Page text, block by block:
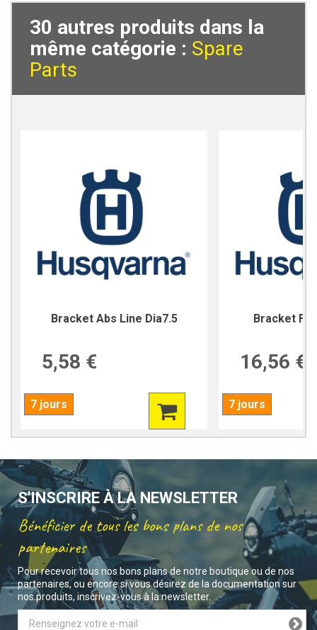
30 autres produits dans la
même catégorie : Spare
Parts
Bracket Abs Line Dia7.5
5,58 €
7 jours
Bracket
16,56 €
7 jours
S'INSCRIRE À LA NEWSLETTER
Bénéficier de tous les bons plans de nos
partenaires
Pour recevoir tous nos bons plans de notre boutique ou de nos
partenaires, ou encore si vous désirez de la documentation sur
nos produits, inscrivez-vous à la newsletter.